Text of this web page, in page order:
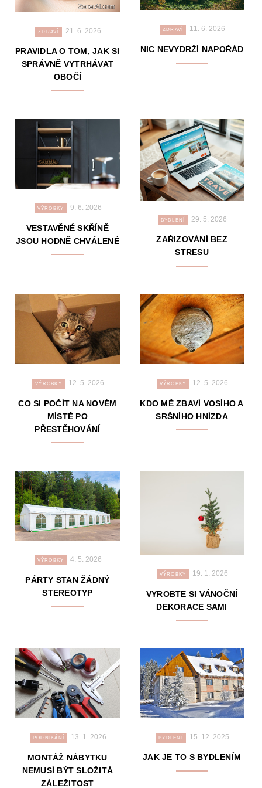
ZDRAVÍ 21. 6. 2026
PRAVIDLA O TOM, JAK SI
SPRÁVNĚ VYTRHÁVAT
OBOČÍ
ZDRAVÍ 11. 6. 2026
NIC NEVYDRŽÍ NAPOŘÁD
VÝROBKY 9. 6. 2026
VESTAVĚNÉ SKŘÍNĚ
JSOU HODNĚ CHVÁLENÉ
BYDLENÍ 29. 5. 2026
ZAŘIZOVÁNÍ BEZ
STRESU
VÝROBKY 12. 5. 2026
CO SI POČÍT NA NOVÉM
MÍSTĚ PO
PŘESTĚHOVÁNÍ
VÝROBKY 12. 5. 2026
KDO MĚ ZBAVÍ VOSÍHO A
SRŠNÍHO HNÍZDA
VÝROBKY 4. 5. 2026
PÁRTY STAN ŽÁDNÝ
STEREOTYP
VÝROBKY 19. 1. 2026
VYROBTE SI VÁNOČNÍ
DEKORACE SAMI
PODNIKÁNÍ 13. 1. 2026
MONTÁŽ NÁBYTKU
NEMUSÍ BÝT SLOŽITÁ
ZÁLEŽITOST
BYDLENÍ 15. 12. 2025
JAK JE TO S BYDLENÍM